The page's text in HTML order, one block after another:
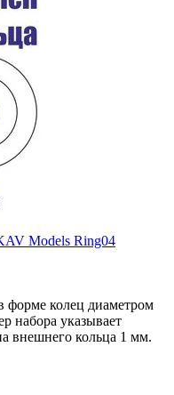
Models Ring04
форме колец диаметром
набора указывает
внешнего кольца 1 мм.